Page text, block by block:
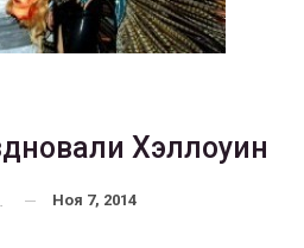
Хэллоуин
Ноя 7, 2014